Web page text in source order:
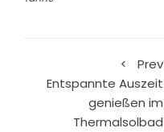
Prev
Entspannte Auszeit
genießen im
Thermalsolbad